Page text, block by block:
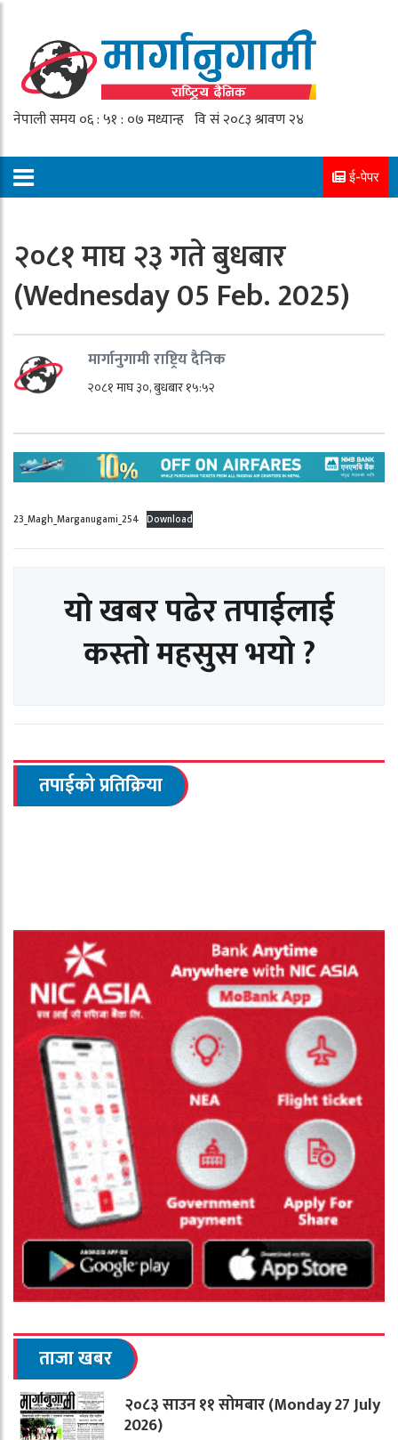
ई-पेपर
२०८१ माघ २३ गते बुधबार
(Wednesday 05 Feb. 2025)
मार्गानुगामी राष्ट्रिय दैनिक
२०८१ माघ ३०, बुधबार १५:५२
23_Magh_Marganugami_254 Download
यो खबर पढेर तपाईलाई
कस्तो महसुस भयो ?
तपाईको प्रतिक्रिया
ताजा खबर
२०८३ साउन ११ सोमबार (Monday 27 July
2026)